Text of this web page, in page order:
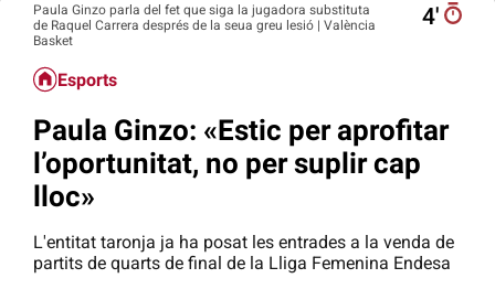
Paula Ginzo parla del fet que siga la jugadora substituta
de Raquel Carrera després de la seua greu lesió | València
Basket
4′
Esports
Paula Ginzo: «Estic per aprofitar
l’oportunitat, no per suplir cap
lloc»
L'entitat taronja ja ha posat les entrades a la venda de
partits de quarts de final de la Lliga Femenina Endesa